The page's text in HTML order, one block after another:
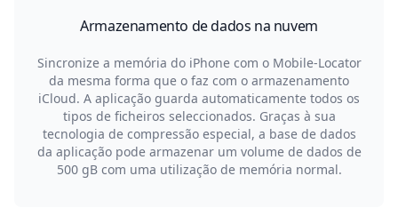
Armazenamento de dados na nuvem
Sincronize a memória do iPhone com o Mobile-Locator
da mesma forma que o faz com o armazenamento
iCloud. A aplicação guarda automaticamente todos os
tipos de ficheiros seleccionados. Graças à sua
tecnologia de compressão especial, a base de dados
da aplicação pode armazenar um volume de dados de
500 gB com uma utilização de memória normal.